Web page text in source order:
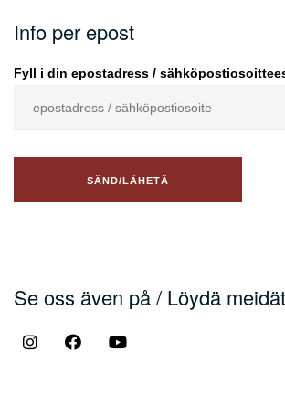
Info per epost
Fyll i din epostadress /
Se oss även på / Löydä